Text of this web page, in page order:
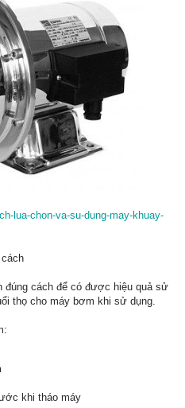
lua-chon-va-su-dung-may-khuay-
cách để có được hiệu quả sử
thọ cho máy bơm khi sử dụng.
khi tháo máy